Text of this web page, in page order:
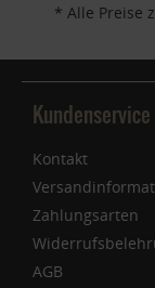
* Alle Preise
Kundenservice
Kontakt
Zahlungsarten
AGB